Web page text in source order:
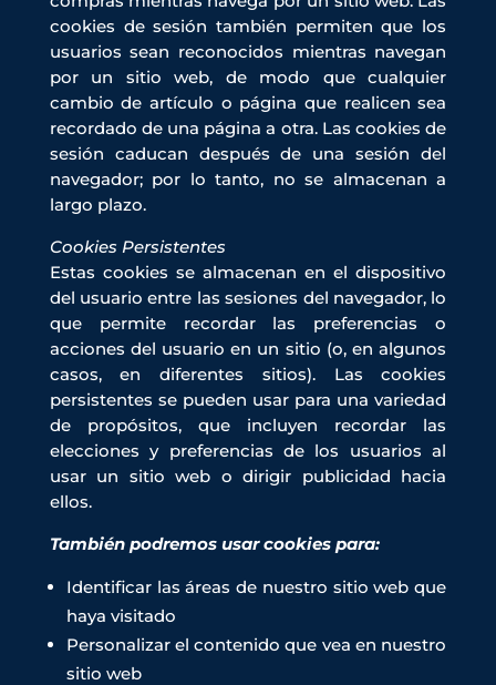
cookies de sesión también permiten que los
usuarios sean reconocidos mientras navegan
por un sitio web, de modo que cualquier
cambio de artículo o página que realicen sea
recordado de una página a otra. Las cookies de
sesión caducan después de una sesión del
navegador; por lo tanto, no se almacenan a
largo plazo.
Cookies Persistentes
Estas cookies se almacenan en el dispositivo
del usuario entre las sesiones del navegador, lo
que permite recordar las preferencias o
acciones del usuario en un sitio (o, en algunos
casos, en diferentes sitios). Las cookies
persistentes se pueden usar para una variedad
de propósitos, que incluyen recordar las
elecciones y preferencias de los usuarios al
usar un sitio web o dirigir publicidad hacia
ellos.
También podremos usar cookies para:
Identificar las áreas de nuestro sitio web que
haya visitado
Personalizar el contenido que vea en nuestro
sitio web